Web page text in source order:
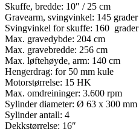
Skuffe, bredde: 10″ / 25 cm
Gravearm, svingvinkel: 145 grader
Svingvinkel for skuffe: 160 grader
Max. gravedybde: 204 cm
Max. gravebredde: 256 cm
Max. løftehøyde, arm: 140 cm
Hengerdrag: for 50 mm kule
Motorstørrelse: 15 HK
Max. omdreininger: 3.600 rpm
Sylinder diameter: Ø 63 x 300 mm
Sylinder antall: 4
Dekkstørrelse: 16″